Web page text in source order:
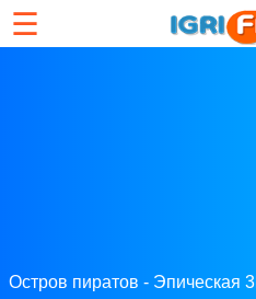
☰
Остров пиратов - Эпическая